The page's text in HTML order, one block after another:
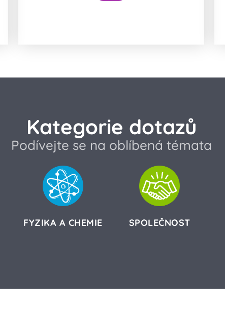
Kategorie dotazů
Podívejte se na oblíbená témata
FYZIKA A CHEMIE SPOLEČNOST